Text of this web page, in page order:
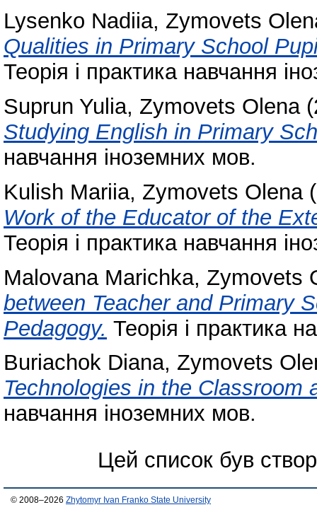
Lysenko Nadiia, Zymovets
Qualities in Primary School
Теорія і практика навчання
Suprun Yulia, Zymovets Olena
Studying English in Primary
навчання іноземних мов.
Kulish Mariia, Zymovets Olena
Work of the Educator of the
Теорія і практика навчання
Malovana Marichka, Zymovets
between Teacher and Primary
Pedagogy. Теорія і практика
Buriachok Diana, Zymovets
Technologies in the Classroom
навчання іноземних мов.
Цей список був
© 2008–2026 Zhytomyr Ivan Franko State University